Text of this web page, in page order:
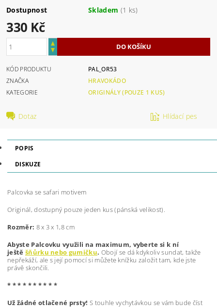
Dostupnost Skladem (1 ks)
330 Kč
KÓD PRODUKTU
PAL_OR53
ZNAČKA
HRAVOKÁDO
KATEGORIE
ORIGINÁLY (POUZE 1 KUS)
Dotaz Hlídací pes
POPIS
DISKUZE
Palcovka se safari motivem
Originál, dostupný pouze jeden kus (pánská velikost).
Rozměr: 8 x 3 x 1,8 cm
Abyste Palcovku využili na maximum, vyberte si k ní
ještě šňůrku nebo gumičku. Obojí se dá kdykoliv sundat, takže
nepřekáží, ale s její pomocí si můžete knížku založit tam, kde jste
právě skončili.
* * * * * * * * * *
Už žádné otlačené prsty! S touhle vychytávkou se vám bude číst